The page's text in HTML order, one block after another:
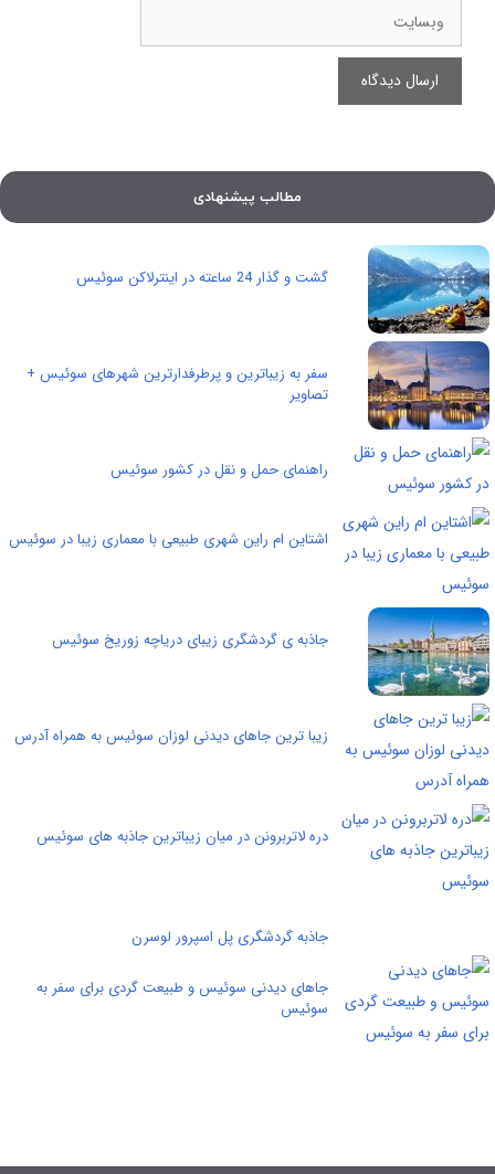
وبسایت
مطالب پیشنهادی
گشت و گذار 24 ساعته در اینترلاکن سوئیس
سفر به زیباترین و پرطرفدارترین شهرهای سوئیس +
تصاویر
راهنمای حمل و نقل در کشور سوئیس
اشتاین ام راین شهری طبیعی با معماری زیبا در سوئیس
جاذبه ی گردشگری زیبای دریاچه زوریخ سوئیس
زیبا ترین جاهای دیدنی لوزان سوئیس به همراه آدرس
دره لاتربرونن در میان زیباترین جاذبه های سوئیس
جاذبه گردشگری پل اسپرور لوسرن
جاهای دیدنی سوئیس و طبیعت گردی برای سفر به
سوئیس